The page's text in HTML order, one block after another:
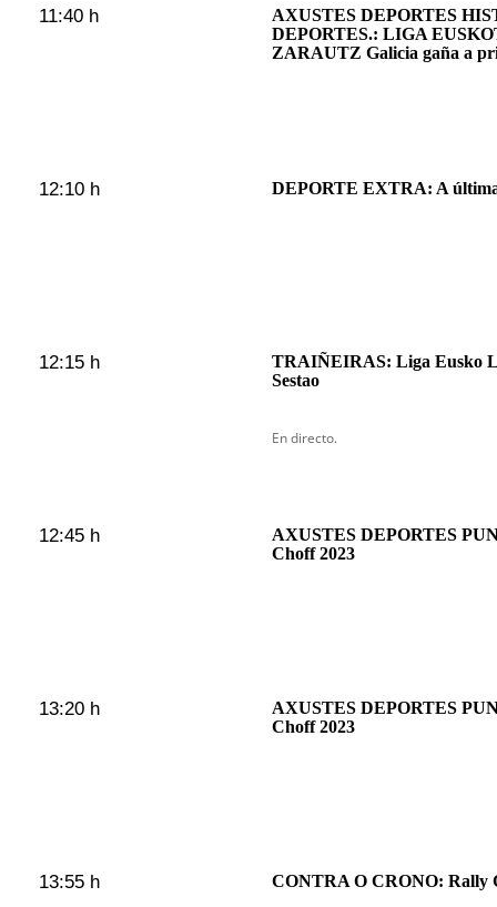
11:40 h
AXUSTES DEPORTES
DEPORTES.: LIGA
ZARAUTZ Galicia gaña a
12:10 h DEPORTE EXTRA: A
12:15 h
TRAIÑEIRAS: Liga Eusko
Sestao
En directo.
12:45 h
AXUSTES DEPORTES
Choff 2023
13:20 h
AXUSTES DEPORTES
Choff 2023
13:55 h CONTRA O CRONO: Rally